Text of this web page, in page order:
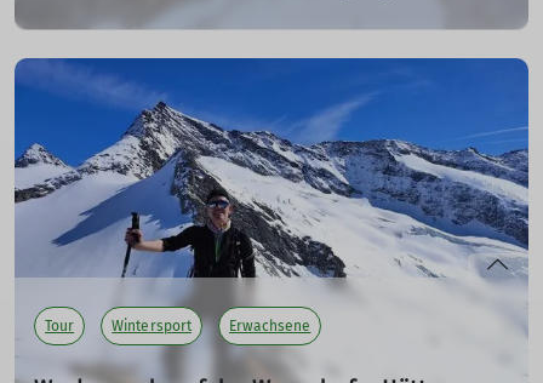
Skihochtour und Eisklettern im April 2023
Ski- und Klettertour über die Nordrinne der Cima Brenta,
anspruchsvolle Kletterei und tolle Ausblicke.
mehr erfahren
Tour Wintersport Erwachsene